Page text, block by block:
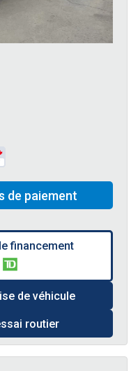
financement
de véhicule
routier